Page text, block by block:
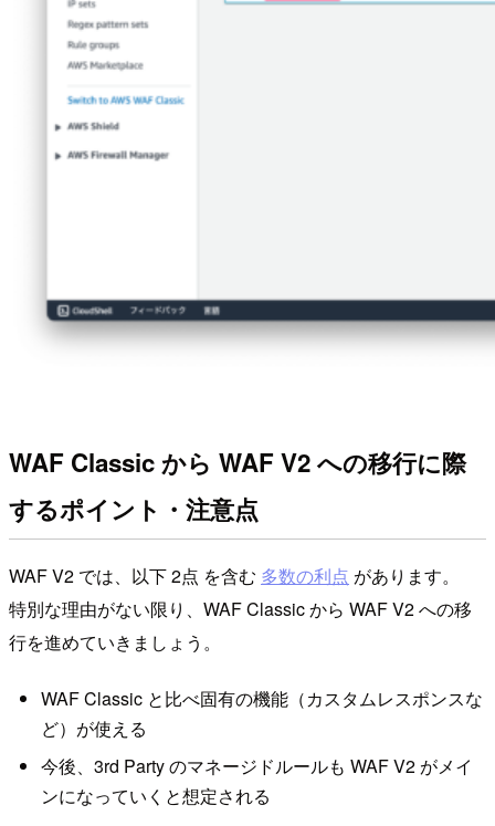
WAF Classic から WAF V2 への移行に際
するポイント・注意点
WAF V2 では、以下 2点 を含む 多数の利点 があります。
特別な理由がない限り、WAF Classic から WAF V2 への移
行を進めていきましょう。
WAF Classic と比べ固有の機能（カスタムレスポンスな
ど）が使える
今後、3rd Party のマネージドルールも WAF V2 がメイ
ンになっていくと想定される